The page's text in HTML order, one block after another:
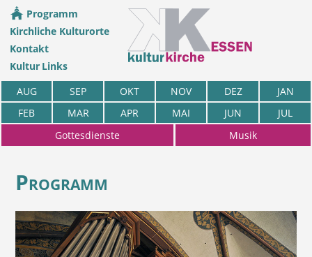
Programm
Kirchliche Kulturorte
Kontakt
Kultur Links
AUG
SEP OKT NOV DEZ
JAN
FEB
MAR APR MAI JUN
JUL
Gottesdienste
Musik
Programm